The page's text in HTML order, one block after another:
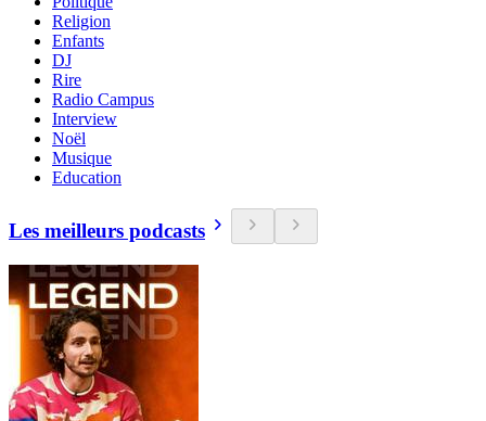
Religion
Enfants
DJ
Rire
Radio Campus
Interview
Noël
Musique
Education
Les meilleurs podcasts